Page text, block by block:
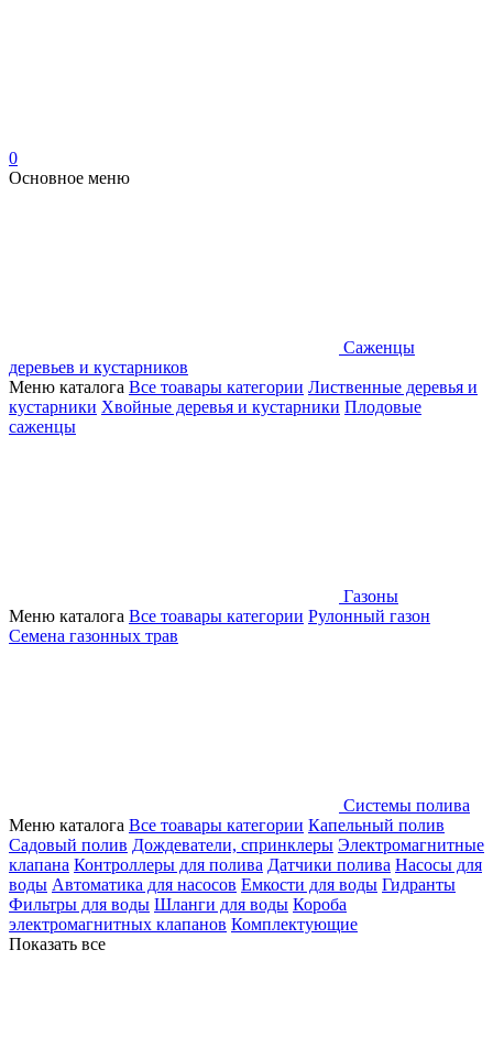
0
Основное меню
Саженцы
деревьев и кустарников
Меню каталога Все тоавары категории Лиственные деревья и
кустарники Хвойные деревья и кустарники Плодовые
саженцы
Газоны
Меню каталога Все тоавары категории Рулонный газон
Семена газонных трав
Системы полива
Меню каталога Все тоавары категории Капельный полив
Садовый полив Дождеватели, спринклеры Электромагнитные
клапана Контроллеры для полива Датчики полива Насосы для
воды Автоматика для насосов Емкости для воды Гидранты
Фильтры для воды Шланги для воды Короба
электромагнитных клапанов Комплектующие
Показать все